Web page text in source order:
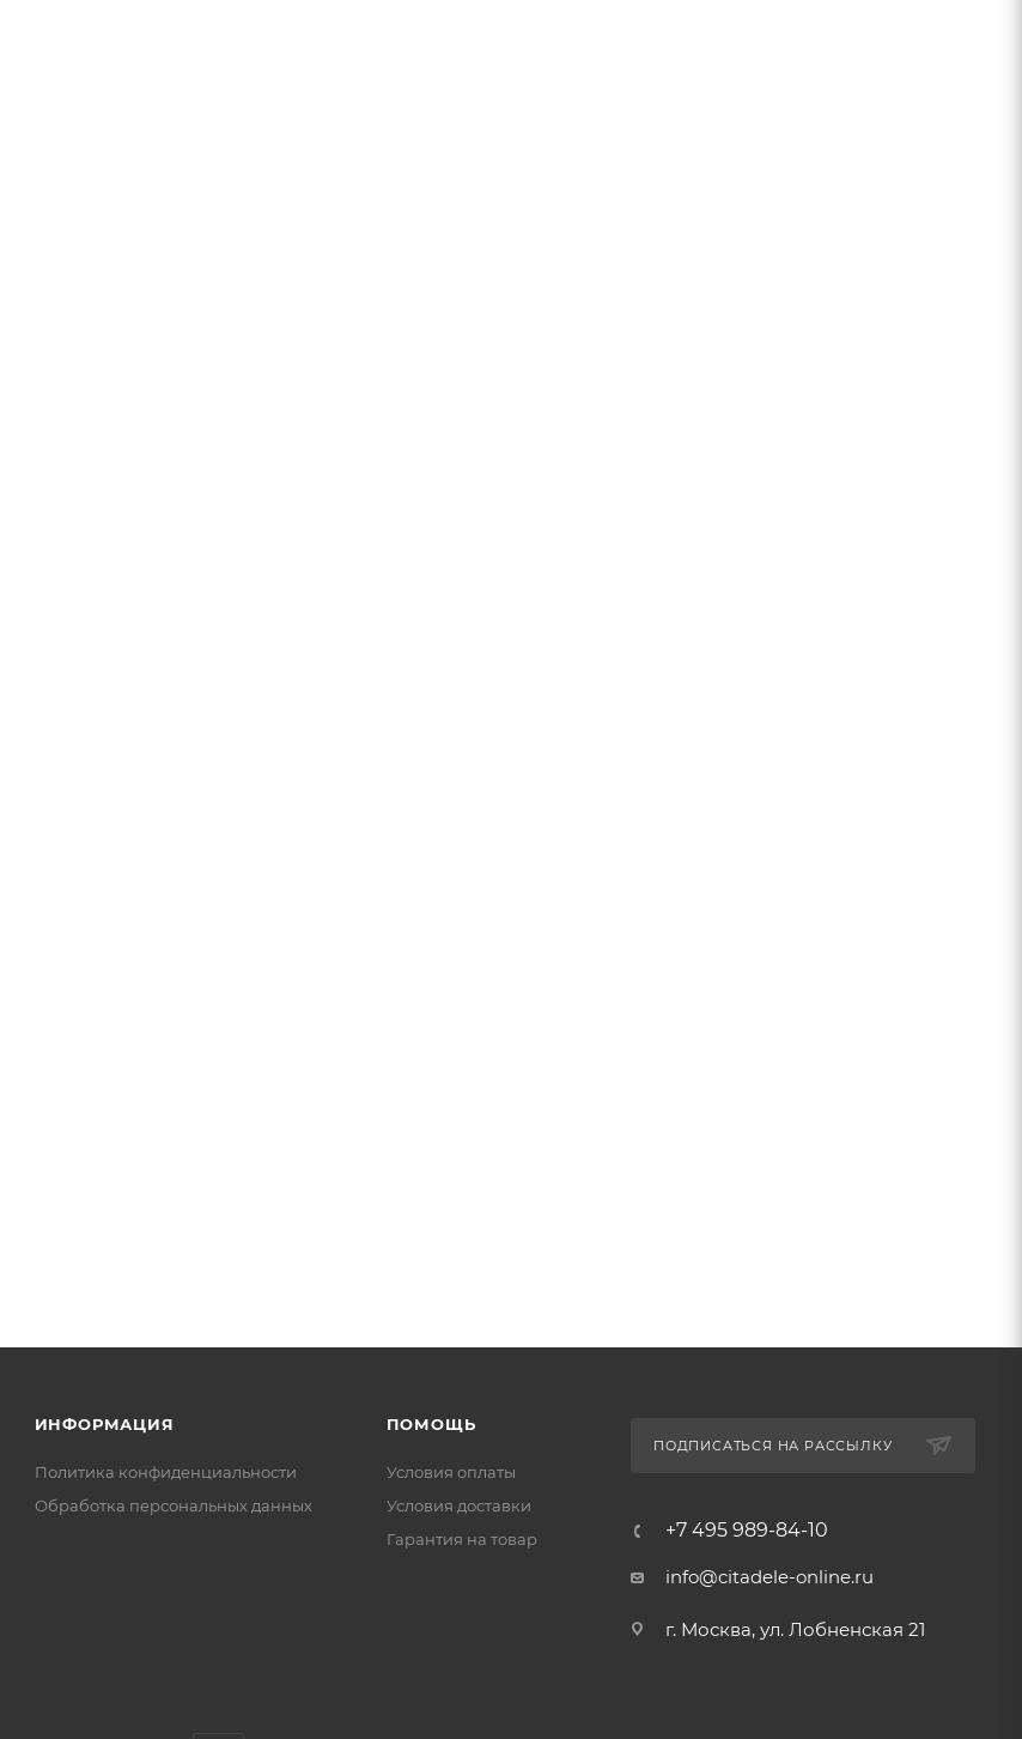
ИНФОРМАЦИЯ
Политика конфиденциальности
Обработка персональных данных
ПОМОЩЬ
Условия оплаты
Условия доставки
Гарантия на товар
ПОДПИСАТЬСЯ НА РАССЫЛКУ
+7 495 989-84-10
info@citadele-online.ru
г. Москва, ул. Лобненская 21